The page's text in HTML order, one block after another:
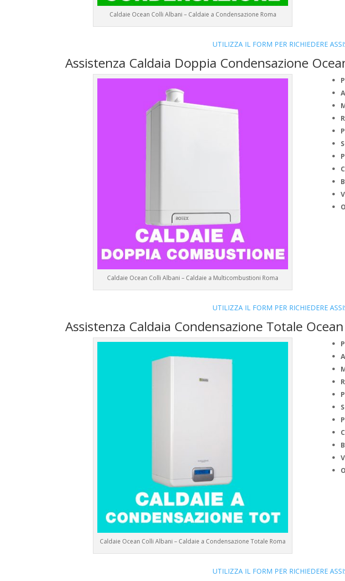
Caldaie Ocean Colli Albani – Caldaie a Condensazione Roma
UTILIZZA IL FORM PER RICHIEDERE
Assistenza Caldaia Doppia Condensazione
Caldaie Ocean Colli Albani – Caldaie a Multicombustioni Roma
UTILIZZA IL FORM PER RICHIEDERE
Assistenza Caldaia Condensazione Totale Ocean
Caldaie Ocean Colli Albani – Caldaie a Condensazione Totale Roma
UTILIZZA IL FORM PER RICHIEDERE